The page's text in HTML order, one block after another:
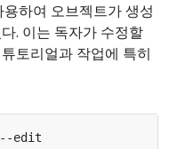
용하여 오브젝트가 생성
. 이는 독자가 수정할
토리얼과 작업에 특히